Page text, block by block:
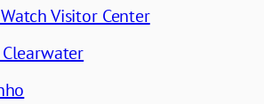
Visitor Center